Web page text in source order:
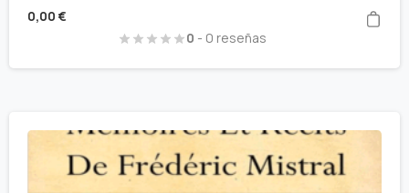
0,00 €
0 - 0 reseñas